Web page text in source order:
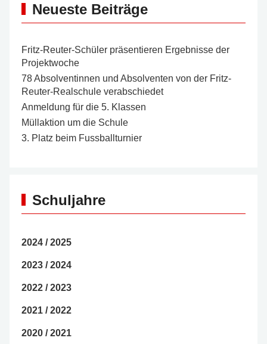
Neueste Beiträge
Fritz-Reuter-Schüler präsentieren Ergebnisse der
Projektwoche
78 Absolventinnen und Absolventen von der Fritz-
Reuter-Realschule verabschiedet
Anmeldung für die 5. Klassen
Müllaktion um die Schule
3. Platz beim Fussballturnier
Schuljahre
2024 / 2025
2023 / 2024
2022 / 2023
2021 / 2022
2020 / 2021